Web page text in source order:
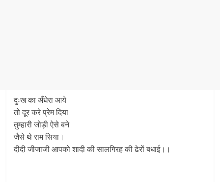
दुःख का अँधेरा आये
तो दूर करे प्रेम दिया
तुम्हारी जोड़ी ऐसे बने
जैसे थे राम सिया।
दीदी जीजाजी आपको शादी की सालगिरह की ढेरों बधाई।।